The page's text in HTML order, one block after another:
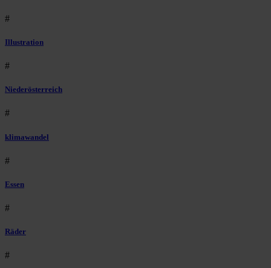
#
Illustration
#
Niederösterreich
#
klimawandel
#
Essen
#
Räder
#